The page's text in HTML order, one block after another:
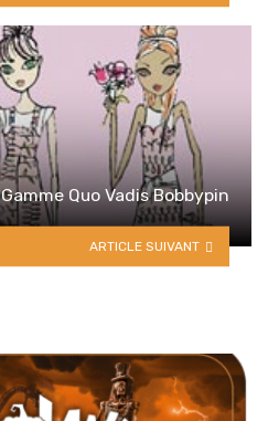
Gamme Quo Vadis Bobbypin
ARTICLE SUIVANT